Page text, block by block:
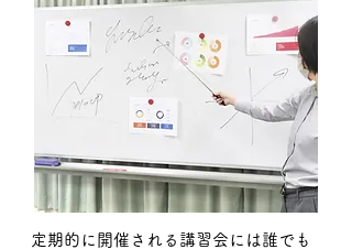
定期的に開催される講習会には誰でも